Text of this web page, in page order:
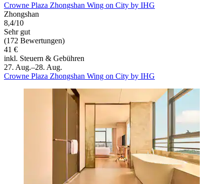
Crowne Plaza Zhongshan Wing on City by IHG
Zhongshan
8,4/10
Sehr gut
(172 Bewertungen)
41 €
inkl. Steuern & Gebühren
27. Aug.–28. Aug.
Crowne Plaza Zhongshan Wing on City by IHG